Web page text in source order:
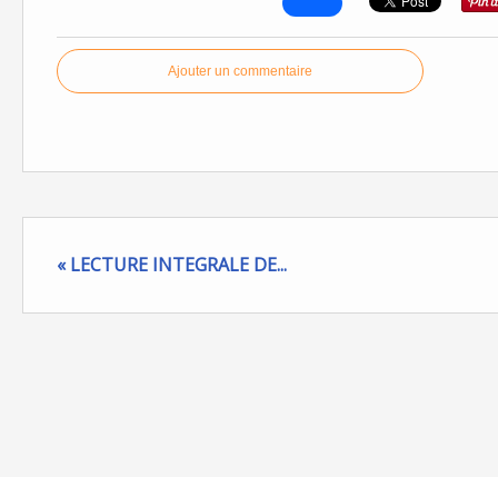
Ajouter un commentaire
« LECTURE INTEGRALE DE...